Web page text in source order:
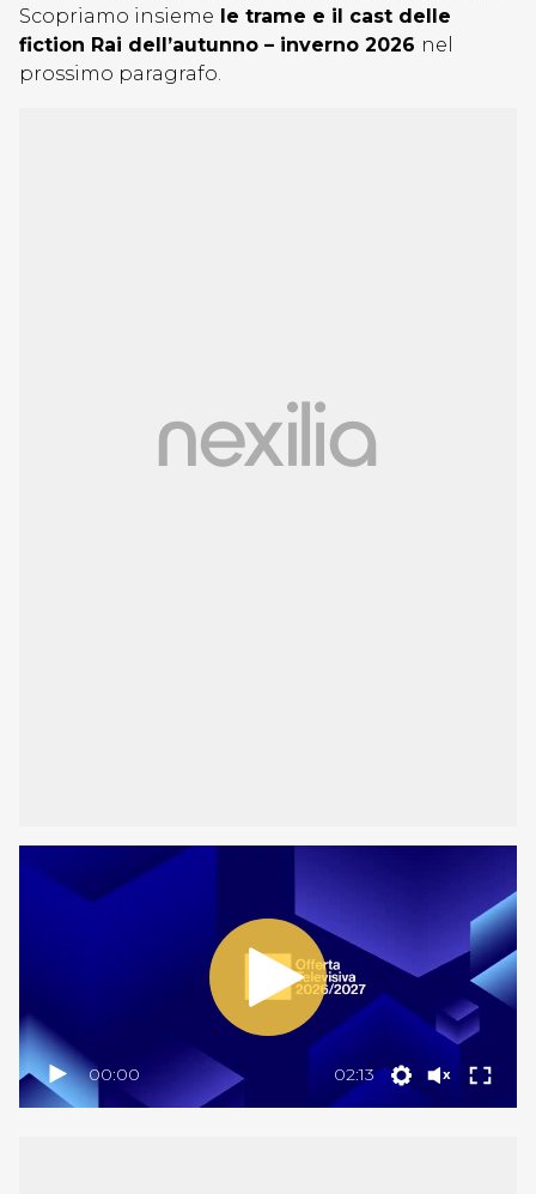
Scopriamo insieme le trame e il cast delle
fiction Rai dell’autunno – inverno 2026 nel
prossimo paragrafo.
00:00 02:13